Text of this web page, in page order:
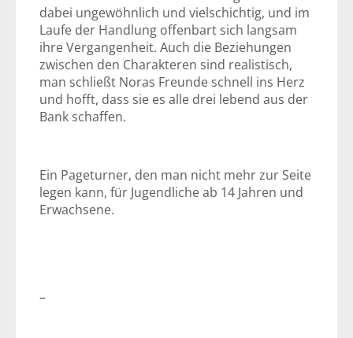
dabei ungewöhnlich und vielschichtig, und im
Laufe der Handlung offenbart sich langsam
ihre Vergangenheit. Auch die Beziehungen
zwischen den Charakteren sind realistisch,
man schließt Noras Freunde schnell ins Herz
und hofft, dass sie es alle drei lebend aus der
Bank schaffen.
Ein Pageturner, den man nicht mehr zur Seite
legen kann, für Jugendliche ab 14 Jahren und
Erwachsene.
–